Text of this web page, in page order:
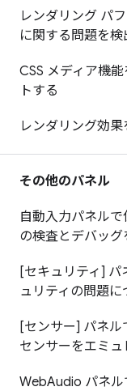
レンダリング パ
に関する問題を検
CSS メディア機
トする
レンダリング効果
その他のパネル
自動入力パネル
の検査とデバッグ
[セキュリティ] パ
ュリティの問題に
[センサー] パネル
センサーをエミュ
WebAudio パネル